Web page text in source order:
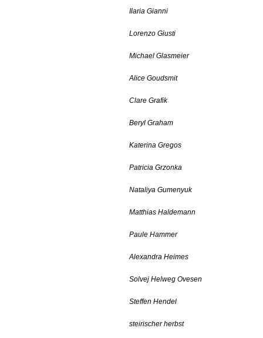
Ilaria Gianni
Lorenzo Giusti
Michael Glasmeier
Alice Goudsmit
Clare Grafik
Beryl Graham
Katerina Gregos
Patricia Grzonka
Nataliya Gumenyuk
Matthias Haldemann
Paule Hammer
Alexandra Heimes
Solvej Helweg Ovesen
Steffen Hendel
steirischer herbst